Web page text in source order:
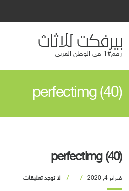
بيرفكت للاثاث
رقم#1 في الوطن العربي
perfectimg (40)
perfectimg (40)
فبراير 4, 2020 لا توجد تعليقات